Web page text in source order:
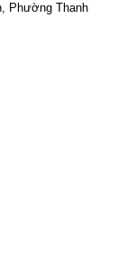
Phường Thanh